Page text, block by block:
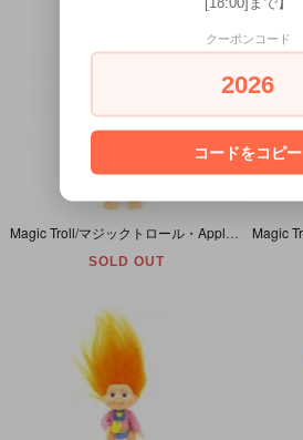
SOLD OUT
クーポンコード
2026
コードをコピー